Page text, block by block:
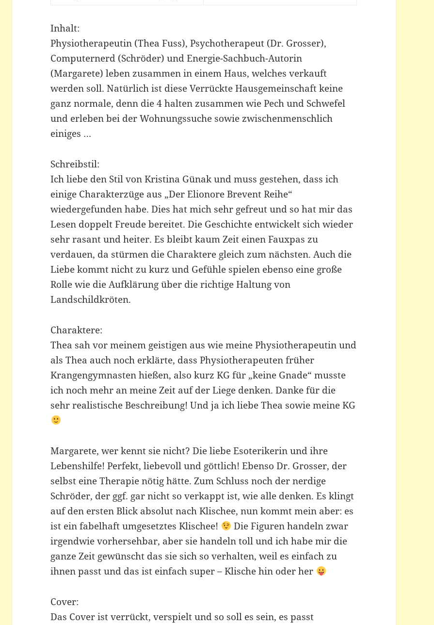
Inhalt:
Physiotherapeutin (Thea Fuss), Psychotherapeut (Dr. Grosser),
Computernerd (Schröder) und Energie-Sachbuch-Autorin
(Margarete) leben zusammen in einem Haus, welches verkauft
werden soll. Natürlich ist diese Verrückte Hausgemeinschaft keine
ganz normale, denn die 4 halten zusammen wie Pech und Schwefel
und erleben bei der Wohnungssuche sowie zwischenmenschlich
einiges …
Schreibstil:
Ich liebe den Stil von Kristina Günak und muss gestehen, dass ich
einige Charakterzüge aus „Der Elionore Brevent Reihe“
wiedergefunden habe. Dies hat mich sehr gefreut und so hat mir das
Lesen doppelt Freude bereitet. Die Geschichte entwickelt sich wieder
sehr rasant und heiter. Es bleibt kaum Zeit einen Fauxpas zu
verdauen, da stürmen die Charaktere gleich zum nächsten. Auch die
Liebe kommt nicht zu kurz und Gefühle spielen ebenso eine große
Rolle wie die Aufklärung über die richtige Haltung von
Landschildkröten.
Charaktere:
Thea sah vor meinem geistigen aus wie meine Physiotherapeutin und
als Thea auch noch erklärte, dass Physiotherapeuten früher
Krangengymnasten hießen, also kurz KG für „keine Gnade“ musste
ich noch mehr an meine Zeit auf der Liege denken. Danke für die
sehr realistische Beschreibung! Und ja ich liebe Thea sowie meine KG
Margarete, wer kennt sie nicht? Die liebe Esoterikerin und ihre
Lebenshilfe! Perfekt, liebevoll und göttlich! Ebenso Dr. Grosser, der
selbst eine Therapie nötig hätte. Zum Schluss noch der nerdige
Schröder, der ggf. gar nicht so verkappt ist, wie alle denken. Es klingt
auf den ersten Blick absolut nach Klischee, nun kommt mein aber: es
ist ein fabelhaft umgesetztes Klischee!
Die Figuren handeln zwar
irgendwie vorhersehbar, aber sie handeln toll und ich habe mir die
ganze Zeit gewünscht das sie sich so verhalten, weil es einfach zu
ihnen passt und das ist einfach super – Klische hin oder her
Cover:
Das Cover ist verrückt, verspielt und so soll es sein, es passt